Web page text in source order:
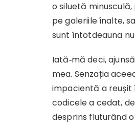
o siluetă
pe galeriile înalte,
sunt întotdeauna
Iată‑mă deci,
mea. Senzația
impacientă a reușit
codicele a cedat,
desprins fluturând